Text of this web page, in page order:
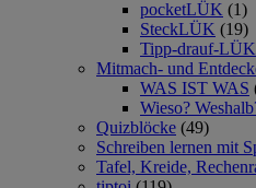
pocketLÜK (1)
SteckLÜK (19)
Tipp-drauf-LÜK
Mitmach- und
WAS IST WAS
Wieso?
Quizblöcke (49)
Schreiben lernen mit
Tafel, Kreide,